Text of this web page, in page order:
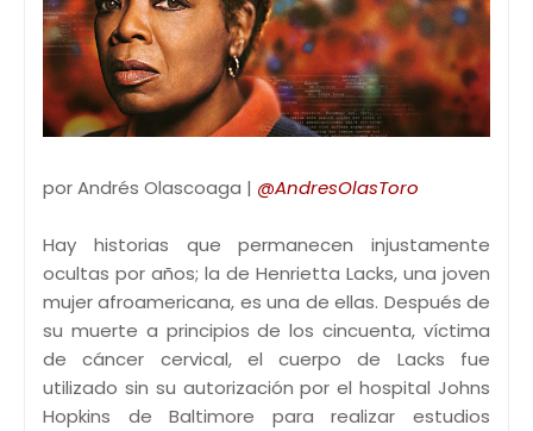
por Andrés Olascoaga | @AndresOlasToro
Hay historias que permanecen injustamente
ocultas por años; la de Henrietta Lacks, una joven
mujer afroamericana, es una de ellas. Después de
su muerte a principios de los cincuenta, víctima
de cáncer cervical, el cuerpo de Lacks fue
utilizado sin su autorización por el hospital Johns
Hopkins de Baltimore para realizar estudios